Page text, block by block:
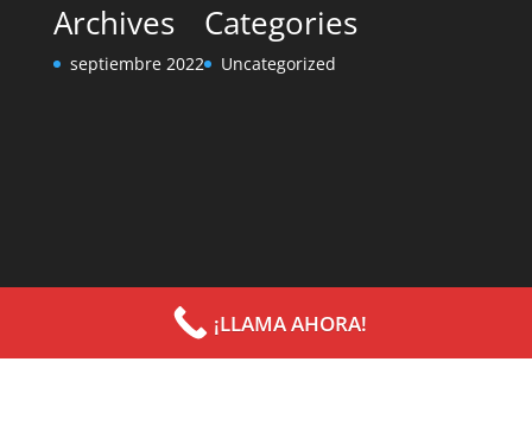
Archives
septiembre 2022
Categories
Uncategorized
¡LLAMA AHORA!